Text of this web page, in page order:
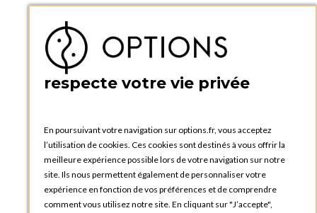
Accéder à mon compte
Créer un compte
PRATIQUE
Catalogues et bons de commande
Tutoriels
respecte votre vie privée
En poursuivant votre navigation sur options.fr, vous acceptez
l’utilisation de cookies. Ces cookies sont destinés à vous offrir la
meilleure expérience possible lors de votre navigation sur notre
site. Ils nous permettent également de personnaliser votre
expérience en fonction de vos préférences et de comprendre
comment vous utilisez notre site. En cliquant sur "J’accepte",